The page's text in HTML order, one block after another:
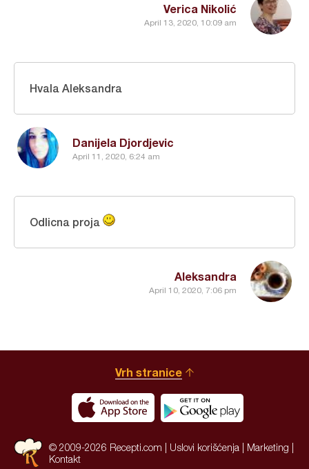
Verica Nikolić
April 13, 2020, 10:09 am
Danijela Djordjevic
April 11, 2020, 6:24 am
Hvala Aleksandra
Aleksandra
April 10, 2020, 7:06 pm
Odlicna proja
Vrh stranice
© 2009-2026 Recepti.com | Uslovi korišćenja Marketing
Kontakt